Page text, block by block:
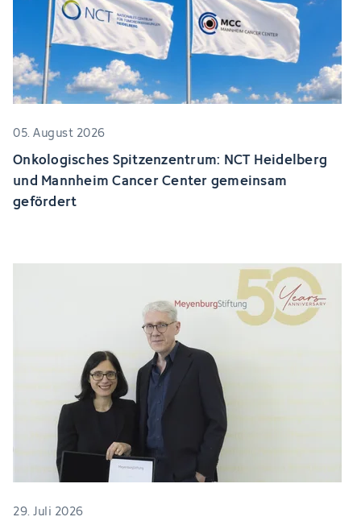
05. August 2026
Onkologisches Spitzenzentrum: NCT Heidelberg
und Mannheim Cancer Center gemeinsam
gefördert
29. Juli 2026